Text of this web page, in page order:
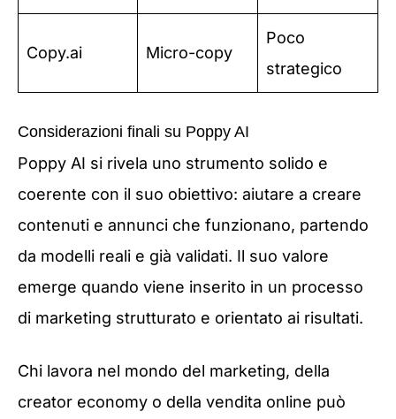
Copy.ai Micro-copy
Poco
strategico
Considerazioni finali su Poppy AI
Poppy AI si rivela uno strumento solido e
coerente con il suo obiettivo: aiutare a creare
contenuti e annunci che funzionano, partendo
da modelli reali e già validati. Il suo valore
emerge quando viene inserito in un processo
di marketing strutturato e orientato ai risultati.
Chi lavora nel mondo del marketing, della
creator economy o della vendita online può